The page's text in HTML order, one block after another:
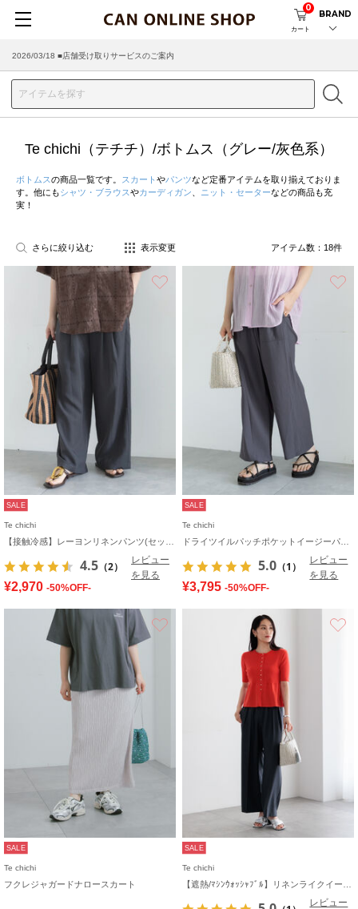
カート
0
BRAND
2026/03/18 ■店舗受け取りサービスのご案内
Te chichi（テチチ）/ボトムス（グレー/灰色系）
ボトムスの商品一覧です。 スカート やパンツなど定番アイテムを取り揃えておりま
す。他にもシャツ・ブラウスやカーディガン ニット・セーターなどの商品も充
実！
さらに絞り込む 表示変更 アイテム数： 18件
SALE
Te chichi
4.5 （2）
レビュー
を見る
¥2,970 -50%OFF-
SALE
Te chichi
5.0 （1）
レビュー
を見る
¥3,795 -50%OFF-
SALE
Te chichi
フクレジャガードナロースカート
SALE
Te chichi
レビュー